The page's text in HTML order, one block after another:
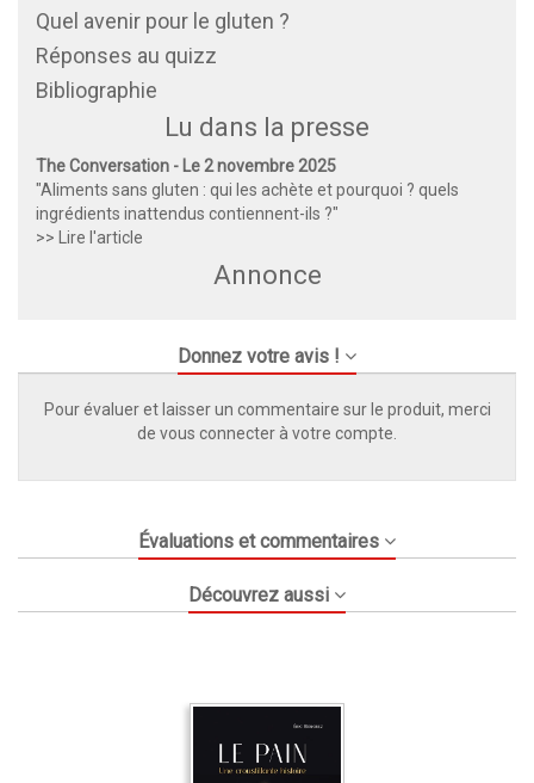
Quel avenir pour le gluten ?
Réponses au quizz
Bibliographie
Lu dans la presse
The Conversation - Le 2 novembre 2025
"Aliments sans gluten : qui les achète et pourquoi ? quels
ingrédients inattendus contiennent-ils ?"
>> Lire l'article
Annonce
Donnez votre avis !
Pour évaluer et laisser un commentaire sur le produit, merci
de vous connecter à votre compte.
Évaluations et commentaires
Découvrez aussi